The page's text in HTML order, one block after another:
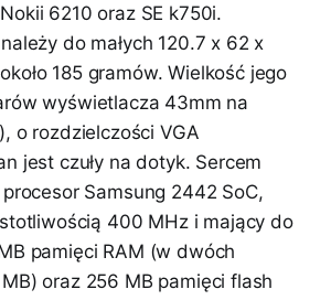
6210 oraz SE k750i.
do małych 120.7 x 62 x
185 gramów. Wielkość jego
wyświetlacza 43mm na
o rozdzielczości VGA
jest czuły na dotyk. Sercem
Samsung 2442 SoC,
400 MHz i mający do
pamięci RAM (w dwóch
oraz 256 MB pamięci flash